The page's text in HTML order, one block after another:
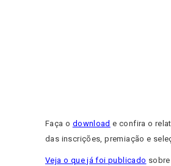
Faça o download e confira o
das inscrições, premiação e
Veja o que já foi publicado